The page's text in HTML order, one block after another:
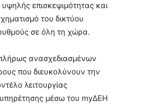
επισκεψιμότητας και
του δικτύου
σε όλη τη χώρα.
ανασχεδιασμένων
που διευκολύνουν την
λειτουργίας
μέσω του myΔΕΗ